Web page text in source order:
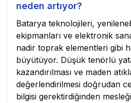
neden artıyor?
Batarya teknolojileri,
ekipmanları ve elektronik
nadir toprak elementleri gibi
büyütüyor. Düşük tenörlü
kazandırılması ve maden
değerlendirilmesi doğrudan
bilgisi gerektirdiğinden